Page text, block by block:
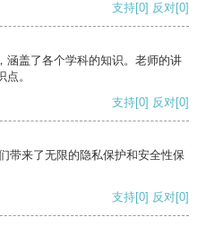
支持[0] 反对[0]
涵盖了各个学科的知识。老师的讲
。
支持[0] 反对[0]
带来了无限的隐私保护和安全性保
支持[0] 反对[0]